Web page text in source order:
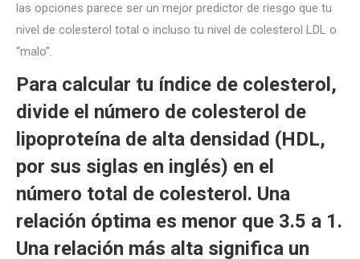
las opciones parece ser un mejor predictor de riesgo que tu
nivel de colesterol total o incluso tu nivel de colesterol LDL o
“malo”.
Para calcular tu índice de colesterol,
divide el número de colesterol de
lipoproteína de alta densidad (HDL,
por sus siglas en inglés) en el
número total de colesterol. Una
relación óptima es menor que 3.5 a 1.
Una relación más alta significa un